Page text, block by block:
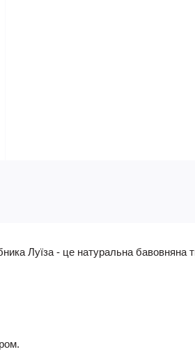
Луїза - це натуральна бавовняна